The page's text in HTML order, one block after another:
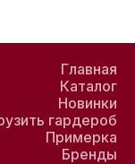
Главная
Каталог
Новинки
гардероб
Примерка
Бренды